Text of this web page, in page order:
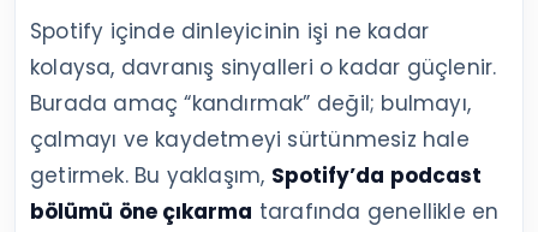
Spotify içinde dinleyicinin işi ne kadar
kolaysa, davranış sinyalleri o kadar güçlenir.
Burada amaç “kandırmak” değil; bulmayı,
çalmayı ve kaydetmeyi sürtünmesiz hale
getirmek. Bu yaklaşım, Spotify’da podcast
bölümü öne çıkarma tarafında genellikle en